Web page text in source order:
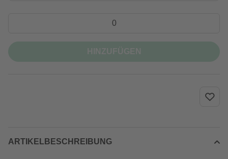
ARTIKELBESCHREIBUNG